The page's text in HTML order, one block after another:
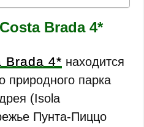
Brada 4*
Brada 4* находится
природного парка
(Isola
Пунта-Пиццо